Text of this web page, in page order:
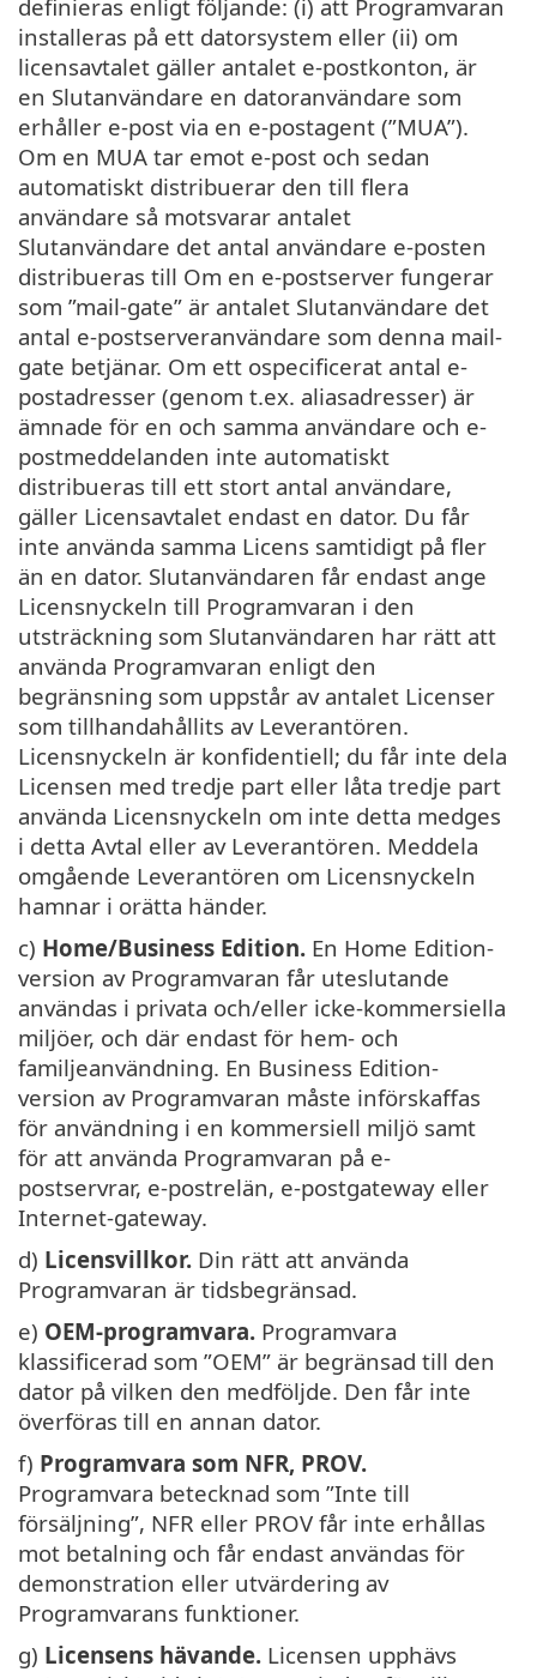
definieras enligt följande: (i) att Programvaran
installeras på ett datorsystem eller (ii) om
licensavtalet gäller antalet e-postkonton, är
en Slutanvändare en datoranvändare som
erhåller e-post via en e-postagent (”MUA”).
Om en MUA tar emot e-post och sedan
automatiskt distribuerar den till flera
användare så motsvarar antalet
Slutanvändare det antal användare e-posten
distribueras till Om en e-postserver fungerar
som ”mail-gate” är antalet Slutanvändare det
antal e-postserveranvändare som denna mail-
gate betjänar. Om ett ospecificerat antal e-
postadresser (genom t.ex. aliasadresser) är
ämnade för en och samma användare och e-
postmeddelanden inte automatiskt
distribueras till ett stort antal användare,
gäller Licensavtalet endast en dator. Du får
inte använda samma Licens samtidigt på fler
än en dator. Slutanvändaren får endast ange
Licensnyckeln till Programvaran i den
utsträckning som Slutanvändaren har rätt att
använda Programvaran enligt den
begränsning som uppstår av antalet Licenser
som tillhandahållits av Leverantören.
Licensnyckeln är konfidentiell; du får inte dela
Licensen med tredje part eller låta tredje part
använda Licensnyckeln om inte detta medges
i detta Avtal eller av Leverantören. Meddela
omgående Leverantören om Licensnyckeln
hamnar i orätta händer.
c) Home/Business Edition. En Home Edition-
version av Programvaran får uteslutande
användas i privata och/eller icke-kommersiella
miljöer, och där endast för hem- och
familjeanvändning. En Business Edition-
version av Programvaran måste införskaffas
för användning i en kommersiell miljö samt
för att använda Programvaran på e-
postservrar, e-postrelän, e-postgateway eller
Internet-gateway.
d) Licensvillkor. Din rätt att använda
Programvaran är tidsbegränsad.
e) OEM-programvara. Programvara
klassificerad som ”OEM” är begränsad till den
dator på vilken den medföljde. Den får inte
överföras till en annan dator.
f) Programvara som NFR, PROV.
Programvara betecknad som ”Inte till
försäljning”, NFR eller PROV får inte erhållas
mot betalning och får endast användas för
demonstration eller utvärdering av
Programvarans funktioner.
g) Licensens hävande. Licensen upphävs